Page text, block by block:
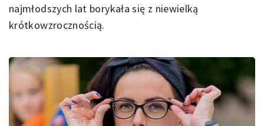
najmłodszych lat borykała się z niewielką
krótkowzrocznością.